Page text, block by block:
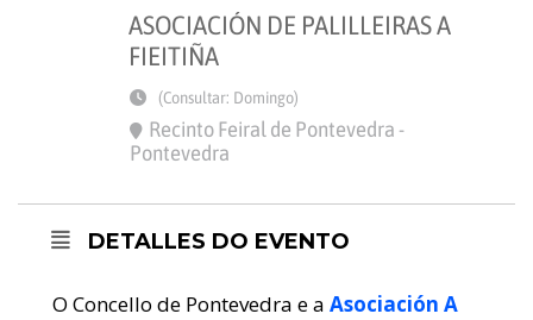
ASOCIACIÓN DE PALILLEIRAS A
FIEITIÑA
(Consultar: Domingo)
Recinto Feiral de Pontevedra -
Pontevedra
DETALLES DO EVENTO
O Concello de Pontevedra e a Asociación A